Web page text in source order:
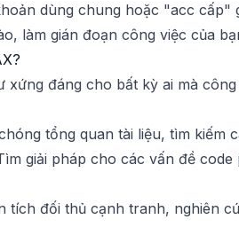
dùng chung hoặc "acc
làm gián đoạn công việc của
xứng đáng cho bất kỳ ai mà
tổng quan tài liệu, tìm kiếm
giải pháp cho các vấn đề
tích đối thủ cạnh tranh, nghiên